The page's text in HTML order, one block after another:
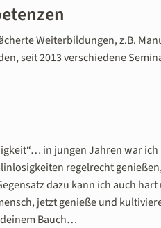
Weiterbildungen, z.B.
seit 2013 verschiedene
in jungen Jahren war
regelrecht
dazu kann ich auch
jetzt genieße und
Bauch…